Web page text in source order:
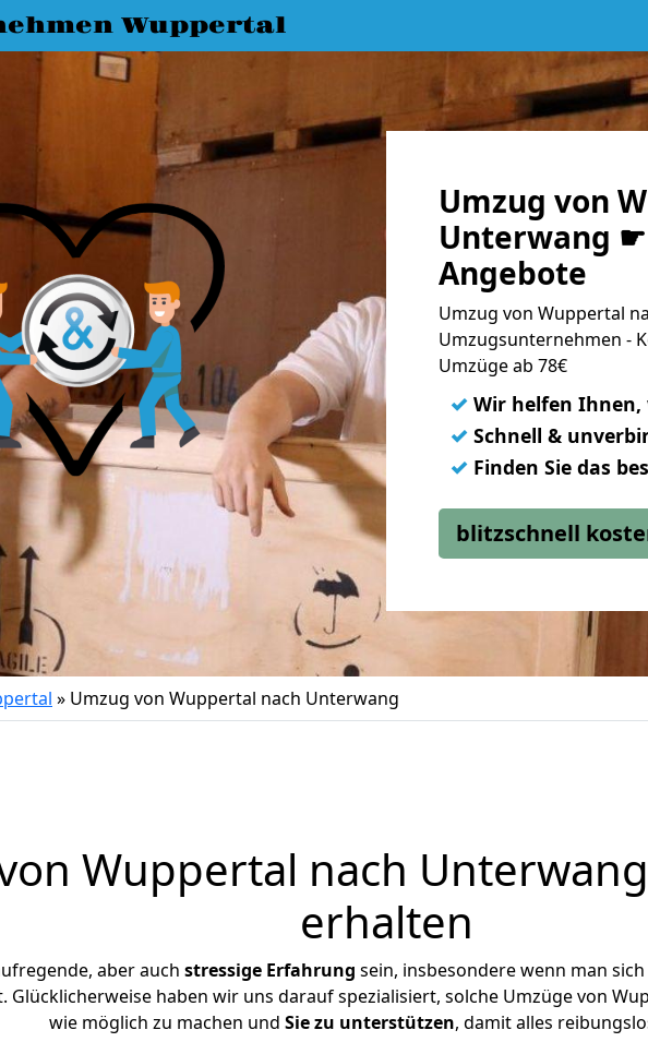
Wuppertal
Umzug von
Unterwang ☛
Angebote
Umzug von Wuppertal
Umzugsunternehmen -
Umzüge ab 78€
✓ Wir helfen Ihnen,
✓ Schnell &
✓ Finden Sie das
blitzschnell
» Umzug von Wuppertal nach Unterwang
Wuppertal nach
erhalten
aber auch stressige Erfahrung sein, insbesondere wenn man
Glücklicherweise haben wir uns darauf spezialisiert, solche Umzüge von
wie möglich zu machen und Sie zu unterstützen, damit alles